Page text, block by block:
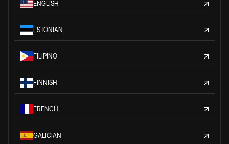
ENGLISH
ESTONIAN
FILIPINO
FINNISH
FRENCH
GALICIAN